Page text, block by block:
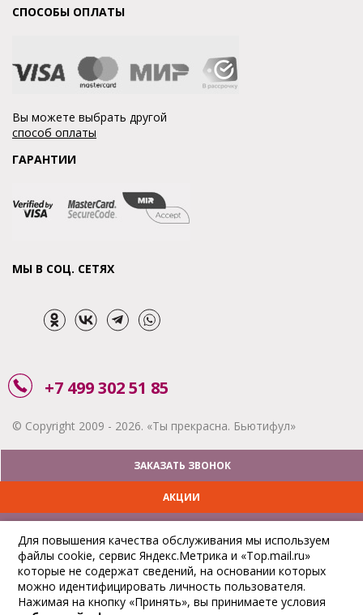
СПОСОБЫ ОПЛАТЫ
Вы можете выбрать другой
способ оплаты
ГАРАНТИИ
МЫ В СОЦ. СЕТЯХ
+7 499 302 51 85
© Copyright 2009 - 2026. «Ты прекрасна. Бьютифул»
ЗАКАЗАТЬ ЗВОНОК
АКЦИИ
ОПЛАТА
ОТСЛЕДИТЬ ЗАКАЗ
Для повышения качества обслуживания мы используем
файлы cookie, сервис Яндекс.Метрика и «Top.mail.ru»
которые не содержат сведений, на основании которых
можно идентифицировать личность пользователя.
Нажимая на кнопку «Принять», вы принимаете условия